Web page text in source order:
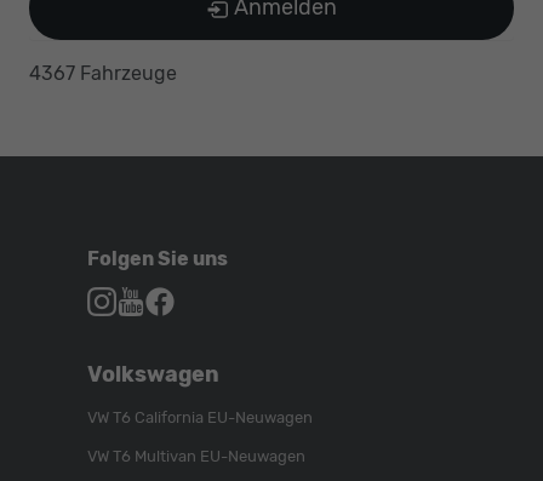
Anmelden
4367 Fahrzeuge
Folgen Sie uns
Autohaus
Sie
Instagram
Autohaus
Sie
Kanal
Sie
Facebook
Volkswagen
VW T6 California EU-Neuwagen
VW T6 Multivan EU-Neuwagen